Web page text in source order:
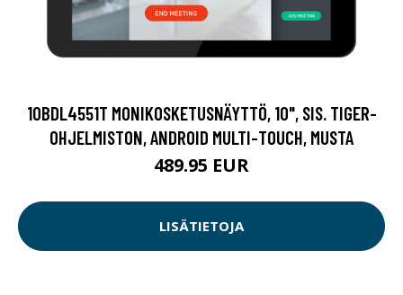
10BDL4551T MONIKOSKETUSNÄYTTÖ, 10", SIS. TIGER-
OHJELMISTON, ANDROID MULTI-TOUCH, MUSTA
489.95 EUR
LISÄTIETOJA